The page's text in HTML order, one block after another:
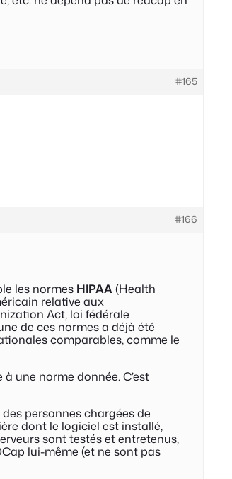
#165
#166
les normes HIPAA(Health
relative aux
Act, loi fédérale
de ces normes a déjà été
comparables, comme le
une norme donnée. C’est
personnes chargées de
dont le logiciel est installé,
sont testés et entretenus,
lui-même (et ne sont pas